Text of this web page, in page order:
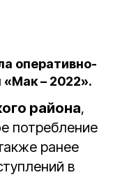
оперативно-
– 2022».
района,
потребление
ранее
в